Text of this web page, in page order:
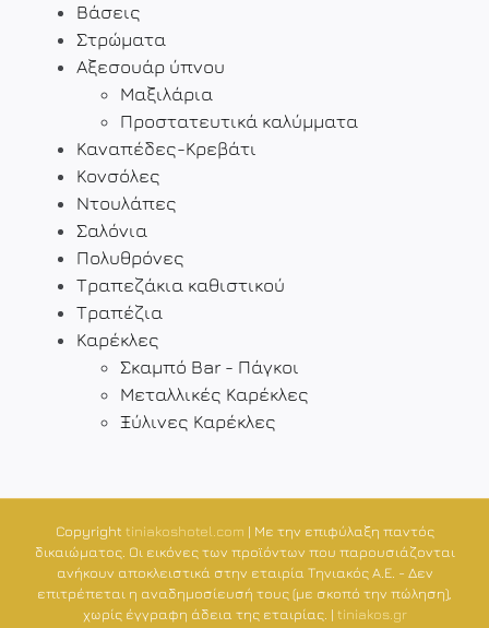
Βάσεις
Στρώματα
Αξεσουάρ ύπνου
Μαξιλάρια
Προστατευτικά καλύμματα
Καναπέδες-Κρεβάτι
Κονσόλες
Ντουλάπες
Σαλόνια
Πολυθρόνες
Τραπεζάκια καθιστικού
Τραπέζια
Καρέκλες
Σκαμπό Bar - Πάγκοι
Μεταλλικές Καρέκλες
Ξύλινες Καρέκλες
Copyright tiniakoshotel.com | Με την επιφύλαξη παντός
δικαιώματος. Οι εικόνες των προϊόντων που παρουσιάζονται
ανήκουν αποκλειστικά στην εταιρία Τηνιακός Α.Ε. - Δεν
επιτρέπεται η αναδημοσίευσή τους (με σκοπό την πώληση),
χωρίς έγγραφη άδεια της εταιρίας. | tiniakos.gr